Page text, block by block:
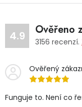
4.9 Ověřeno
3156 recenzí.
Ověřený
Funguje to. Není co